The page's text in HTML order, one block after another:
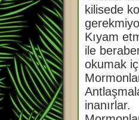
kilisede
Kıyam
ile
okumak
inanırlar.